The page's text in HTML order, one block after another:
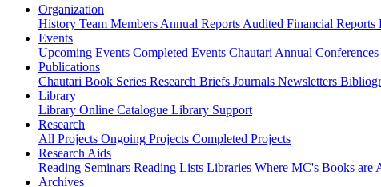
Organization
History Team Members Annual Reports Audited Financial Reports
Events
Upcoming Events Completed Events Chautari Annual Conferences
Publications
Chautari Book Series Research Briefs Journals Newsletters
Library
Library Online Catalogue Library Support
Research
All Projects Ongoing Projects Completed Projects
Research Aids
Reading Seminars Reading Lists Libraries Where MC's Books are
Archives